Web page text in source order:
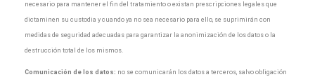
necesario para mantener el fin del tratamiento o existan prescripciones legales que
dictaminen su custodia y cuando ya no sea necesario para ello, se suprimirán con
medidas de seguridad adecuadas para garantizar la anonimización de los datos o la
destrucción total de los mismos.
Comunicación de los datos: no se comunicarán los datos a terceros, salvo obligación